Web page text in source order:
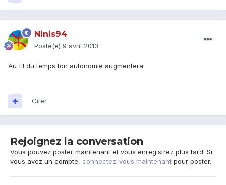
Ninis94
Posté(e) 9 avril 2013
Au fil du temps ton autonomie augmentera.
Citer
Rejoignez la conversation
Vous pouvez poster maintenant et vous enregistrez plus tard. Si
vous avez un compte, connectez-vous maintenant pour poster.